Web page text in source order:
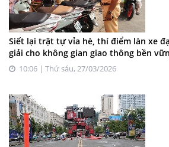
Siết lại trật tự vỉa hè, thí điểm làn xe
giải cho không gian giao thông bền
10:06 | Thứ sáu, 27/03/2026